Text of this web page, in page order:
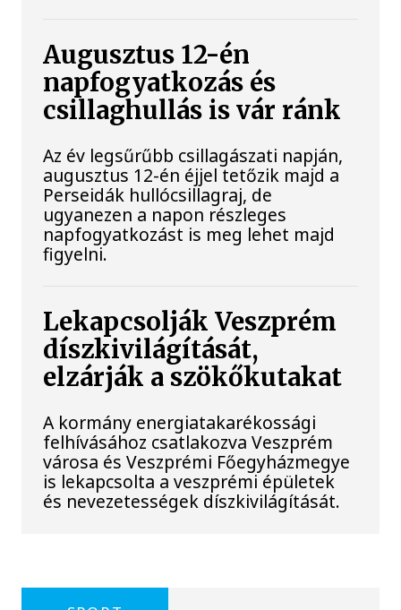
Augusztus 12-én
napfogyatkozás és
csillaghullás is vár ránk
Az év legsűrűbb csillagászati napján,
augusztus 12-én éjjel tetőzik majd a
Perseidák hullócsillagraj, de
ugyanezen a napon részleges
napfogyatkozást is meg lehet majd
figyelni.
Lekapcsolják Veszprém
díszkivilágítását,
elzárják a szökőkutakat
A kormány energiatakarékossági
felhívásához csatlakozva Veszprém
városa és Veszprémi Főegyházmegye
is lekapcsolta a veszprémi épületek
és nevezetességek díszkivilágítását.